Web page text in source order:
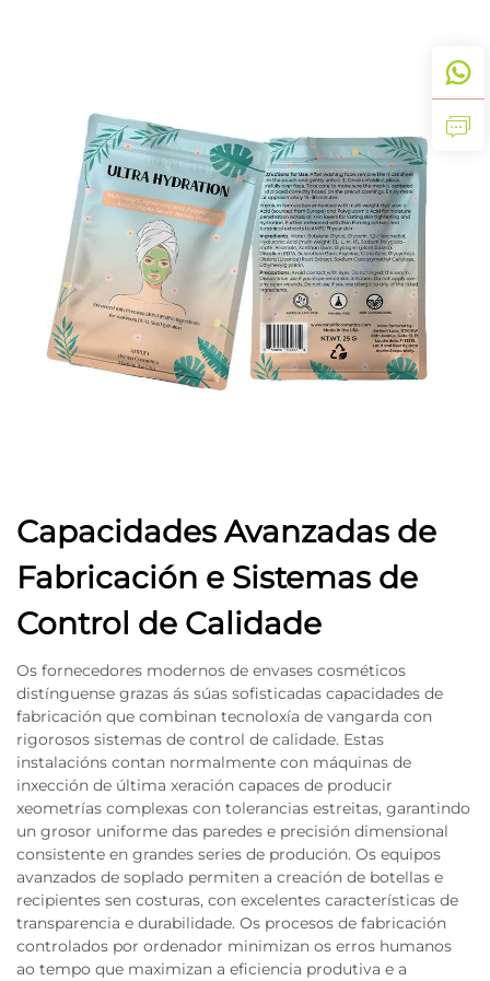
Capacidades Avanzadas de
Fabricación e Sistemas de
Control de Calidade
Os fornecedores modernos de envases cosméticos
distínguense grazas ás súas sofisticadas capacidades de
fabricación que combinan tecnoloxía de vangarda con
rigorosos sistemas de control de calidade. Estas
instalacións contan normalmente con máquinas de
inxección de última xeración capaces de producir
xeometrías complexas con tolerancias estreitas, garantindo
un grosor uniforme das paredes e precisión dimensional
consistente en grandes series de produción. Os equipos
avanzados de soplado permiten a creación de botellas e
recipientes sen costuras, con excelentes características de
transparencia e durabilidade. Os procesos de fabricación
controlados por ordenador minimizan os erros humanos
ao tempo que maximizan a eficiencia produtiva e a